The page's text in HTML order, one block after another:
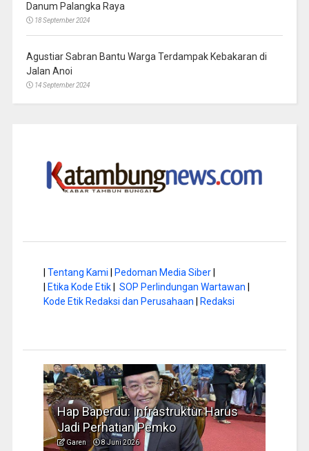
Danum Palangka Raya
18 September 2024
Agustiar Sabran Bantu Warga Terdampak Kebakaran di
Jalan Anoi
14 September 2024
Tentang Kami Pedoman Media Siber|
Etika Kode Etik| SOP Perlindungan Wartawan
Kode Etik Redaksi dan Perusahaan
Redaksi
Hap Baperdu: Infrastruktur Harus
Jadi Perhatian Pemko
Garen 8 Juni 2026